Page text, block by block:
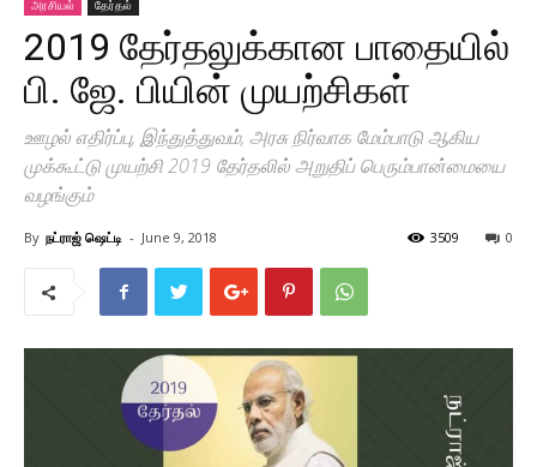
அரசியல் தேர்தல்
2019 தேர்தலுக்கான பாதையில்
பி. ஜே. பியின் முயற்சிகள்
ஊழல் எதிர்ப்பு, இந்துத்துவம், அரசு நிர்வாக மேம்பாடு ஆகிய
முக்கூட்டு முயற்சி 2019 தேர்தலில் அறுதிப் பெரும்பான்மையை
வழங்கும்
By நட்ராஜ் ஷெட்டி - June 9, 2018 0
3509